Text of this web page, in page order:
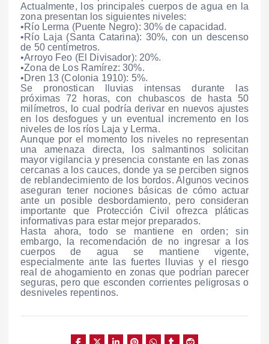
Actualmente, los principales cuerpos de agua en la
zona presentan los siguientes niveles:
•Río Lerma (Puente Negro): 30% de capacidad.
•Río Laja (Santa Catarina): 30%, con un descenso
de 50 centímetros.
•Arroyo Feo (El Divisador): 20%.
•Zona de Los Ramírez: 30%.
•Dren 13 (Colonia 1910): 5%.
Se pronostican lluvias intensas durante las
próximas 72 horas, con chubascos de hasta 50
milímetros, lo cual podría derivar en nuevos ajustes
en los desfogues y un eventual incremento en los
niveles de los ríos Laja y Lerma.
Aunque por el momento los niveles no representan
una amenaza directa, los salmantinos solicitan
mayor vigilancia y presencia constante en las zonas
cercanas a los cauces, donde ya se perciben signos
de reblandecimiento de los bordos. Algunos vecinos
aseguran tener nociones básicas de cómo actuar
ante un posible desbordamiento, pero consideran
importante que Protección Civil ofrezca pláticas
informativas para estar mejor preparados.
Hasta ahora, todo se mantiene en orden; sin
embargo, la recomendación de no ingresar a los
cuerpos de agua se mantiene vigente,
especialmente ante las fuertes lluvias y el riesgo
real de ahogamiento en zonas que podrían parecer
seguras, pero que esconden corrientes peligrosas o
desniveles repentinos.